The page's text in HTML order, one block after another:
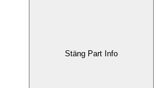
Stäng Part Info